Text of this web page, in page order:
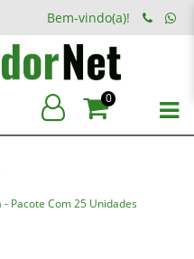
Bem-vindo(a)!
0
Pacote Com 25 Unidades